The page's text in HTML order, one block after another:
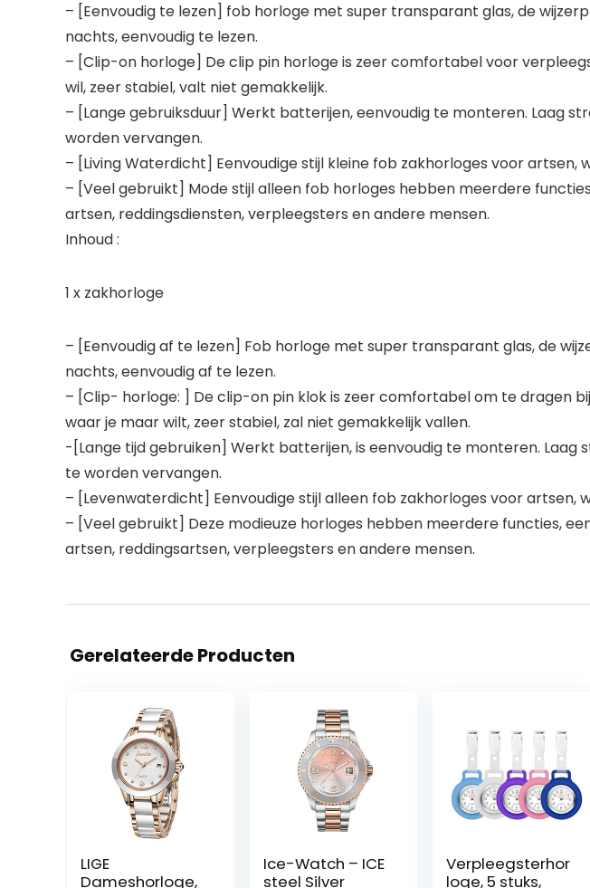
– [Eenvoudig te lezen] fob horloge met super transparant glas, de
nachts, eenvoudig te lezen.
– [Clip-on horloge] De clip pin horloge is zeer comfortabel voor
wil, zeer stabiel, valt niet gemakkelijk.
– [Lange gebruiksduur] Werkt batterijen, eenvoudig te monteren. Laag
worden vervangen.
– [Living Waterdicht] Eenvoudige stijl kleine fob zakhorloges voor
– [Veel gebruikt] Mode stijl alleen fob horloges hebben meerdere
artsen, reddingsdiensten, verpleegsters en andere mensen.
Inhoud :
1 x zakhorloge
– [Eenvoudig af te lezen] Fob horloge met super transparant glas, de
nachts, eenvoudig af te lezen.
– [Clip- horloge: ] De clip-on pin klok is zeer comfortabel om te dragen
waar je maar wilt, zeer stabiel, zal niet gemakkelijk vallen.
-[Lange tijd gebruiken] Werkt batterijen, is eenvoudig te monteren.
te worden vervangen.
– [Levenwaterdicht] Eenvoudige stijl alleen fob zakhorloges voor
– [Veel gebruikt] Deze modieuze horloges hebben meerdere functies,
artsen, reddingsartsen, verpleegsters en andere mensen.
Gerelateerde Producten
LIGE
Dameshorloge,
Ice-Watch – ICE
steel Silver
Verpleegsterhor
loge, 5 stuks,